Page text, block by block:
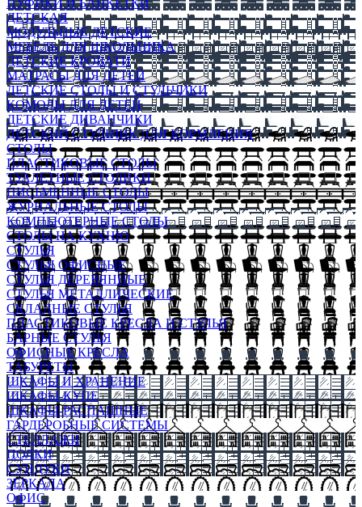
ПУФИКИ И БАНКЕТКИ
ДЕТСКАЯ
МОДУЛЬНЫЕ ДЕТСКИЕ
МЕБЕЛЬ ДЛЯ ШКОЛЬНИКА
ДЕТСКИЕ КРОВАТИ
МАТРАСЫ ДЛЯ ДЕТЕЙ
ДЕТСКИЕ СТОЛЫ И СТУЛЬЧИКИ
КОМОДЫ ДЛЯ ДЕТЕЙ
ДЕТСКИЕ ДИВАНЧИКИ
ДЕТСКИЙ СТУЛЬЧИК ДЛЯ КОРМЛЕНИЯ
СТОЛЫ
ПЛАСТИКОВЫЕ СТОЛЫ
ТУАЛЕТНЫЕ СТОЛИКИ
ПИСЬМЕННЫЕ СТОЛЫ
ЖУРНАЛЬНЫЕ СТОЛЫ
КОМПЬЮТЕРНЫЕ СТОЛЫ
СТОЛЫ НА КУХНЮ
СТУЛЬЯ
СТУЛЬЯ ОФИСНЫЕ
СТУЛЬЯ ДЕРЕВЯННЫЕ
СТУЛЬЯ МЕТАЛЛИЧЕСКИЕ
СКЛАДНЫЕ СТУЛЬЯ
ПЛАСТИКОВЫЕ КРЕСЛА И СТУЛЬЯ
БАРНЫЕ СТУЛЬЯ
ОФИСНЫЕ КРЕСЛА
ТАБУРЕТЫ
ШКАФЫ И ХРАНЕНИЕ
ШКАФЫ-КУПЕ
ШКАФЫ-РАСПАШНЫЕ
ГАРДЕРОБНЫЕ СИСТЕМЫ
СТЕЛЛАЖИ
ПОЛКИ
СУНДУКИ
ЗЕРКАЛА
ОФИС